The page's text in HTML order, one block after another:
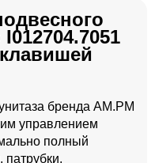
бренда AM.PM
управлением
полный
патрубки,